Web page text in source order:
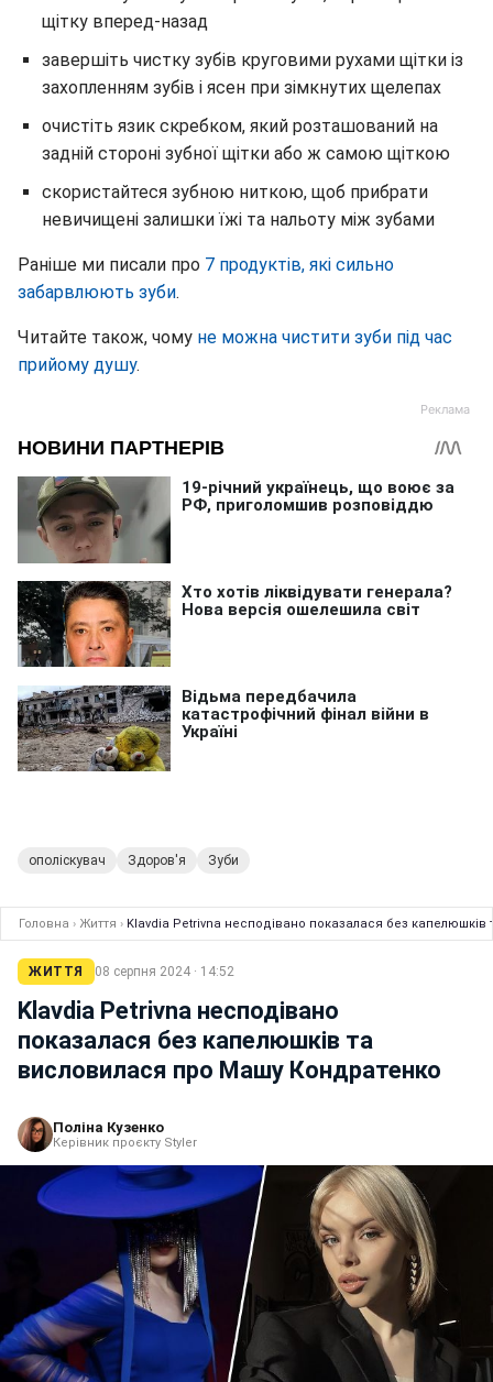
щітку вперед-назад
завершіть чистку зубів круговими рухами щітки із
захопленням зубів і ясен при зімкнутих щелепах
очистіть язик скребком, який розташований на
задній стороні зубної щітки або ж самою щіткою
скористайтеся зубною ниткою, щоб прибрати
невичищені залишки їжі та нальоту між зубами
Раніше ми писали про 7 продуктів, які сильно
забарвлюють зуби.
Читайте також, чому не можна чистити зуби під час
прийому душу.
ополіскувач Здоров'я Зуби
Головна › Життя › Klavdia Petrivna несподівано показалася без
ЖИТТЯ 08 серпня 2024 · 14:52
Klavdia Petrivna несподівано
показалася без капелюшків та
висловилася про Машу Кондратенко
Поліна Кузенко
Керівник проєкту Styler